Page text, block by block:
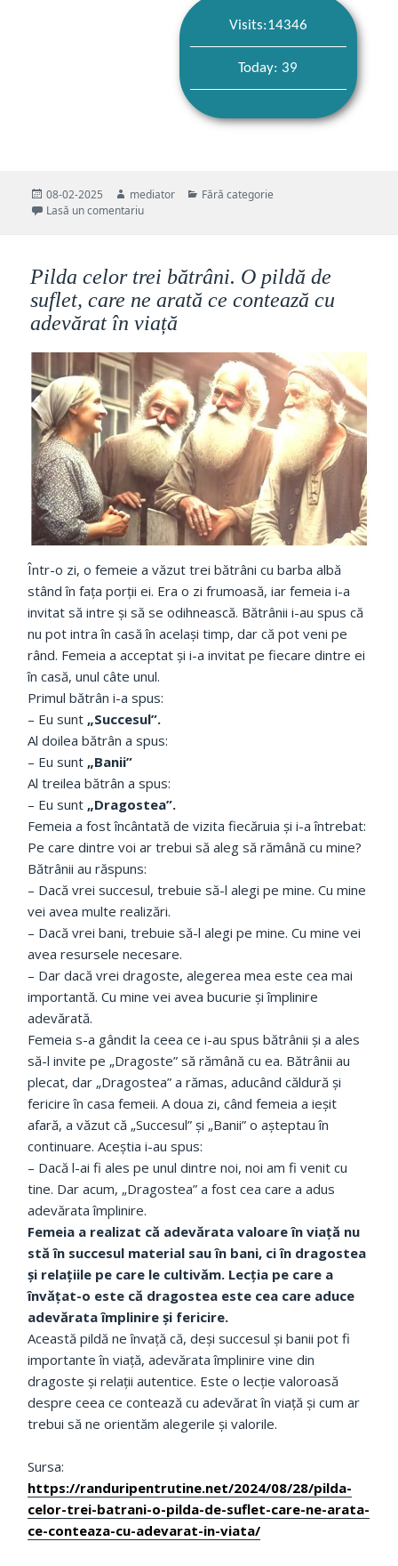
Visits:14346
Today: 39
Publicat
pe
08-02-2025 Autor
mediator Categorii
Fără categorie
Lasă un comentariula Îngerul și Ghiocelul. O pildă superbă despre
Pilda celor trei bătrâni. O pildă de
suflet, care ne arată ce contează cu
adevărat în viață
Într-o zi, o femeie a văzut trei bătrâni cu barba albă
stând în fața porții ei. Era o zi frumoasă, iar femeia i-a
invitat să intre și să se odihnească. Bătrânii i-au spus că
nu pot intra în casă în același timp, dar că pot veni pe
rând. Femeia a acceptat și i-a invitat pe fiecare dintre ei
în casă, unul câte unul.
Primul bătrân i-a spus:
– Eu sunt „Succesul”.
Al doilea bătrân a spus:
– Eu sunt „Banii”
Al treilea bătrân a spus:
– Eu sunt „Dragostea”.
Femeia a fost încântată de vizita fiecăruia și i-a întrebat:
Pe care dintre voi ar trebui să aleg să rămână cu mine?
Bătrânii au răspuns:
– Dacă vrei succesul, trebuie să-l alegi pe mine. Cu mine
vei avea multe realizări.
– Dacă vrei bani, trebuie să-l alegi pe mine. Cu mine vei
avea resursele necesare.
– Dar dacă vrei dragoste, alegerea mea este cea mai
importantă. Cu mine vei avea bucurie și împlinire
adevărată.
Femeia s-a gândit la ceea ce i-au spus bătrânii și a ales
să-l invite pe „Dragoste” să rămână cu ea. Bătrânii au
plecat, dar „Dragostea” a rămas, aducând căldură și
fericire în casa femeii. A doua zi, când femeia a ieșit
afară, a văzut că „Succesul” și „Banii” o așteptau în
continuare. Aceștia i-au spus:
– Dacă l-ai fi ales pe unul dintre noi, noi am fi venit cu
tine. Dar acum, „Dragostea” a fost cea care a adus
adevărata împlinire.
Femeia a realizat că adevărata valoare în viață nu
stă în succesul material sau în bani, ci în dragostea
și relațiile pe care le cultivăm. Lecția pe care a
învățat-o este că dragostea este cea care aduce
adevărata împlinire și fericire.
Această pildă ne învață că, deși succesul și banii pot fi
importante în viață, adevărata împlinire vine din
dragoste și relații autentice. Este o lecție valoroasă
despre ceea ce contează cu adevărat în viață și cum ar
trebui să ne orientăm alegerile și valorile.
Sursa:
https://randuripentrutine.net/2024/08/28/pilda-
celor-trei-batrani-o-pilda-de-suflet-care-ne-arata-
ce-conteaza-cu-adevarat-in-viata/